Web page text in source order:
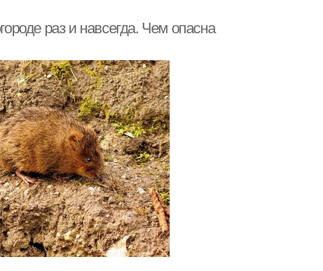
раз и навсегда. Чем опасна